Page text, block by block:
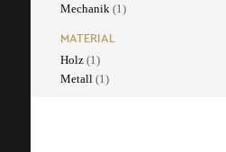
Mechanik (1)
MATERIAL
Holz (1)
Metall (1)